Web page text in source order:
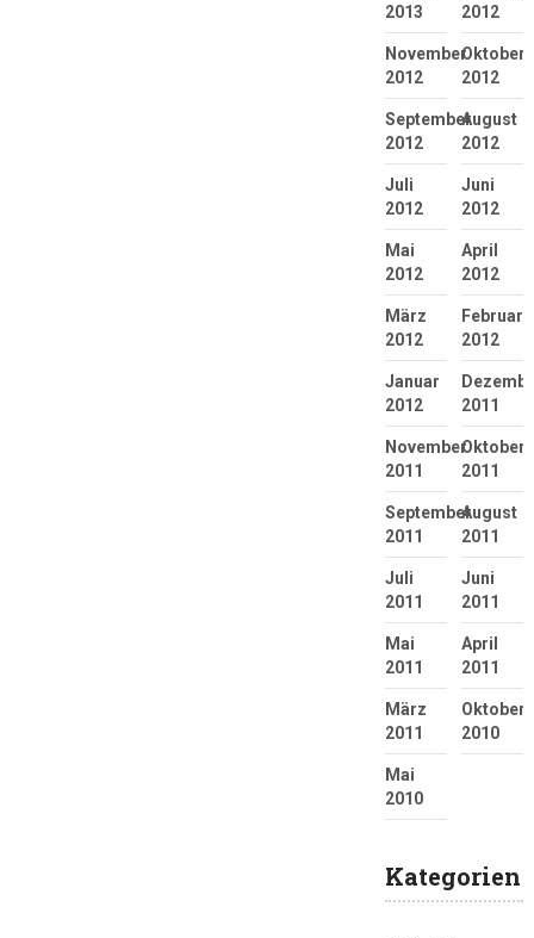
2013
2012
November
2012
Oktober
2012
September
2012
August
2012
Juli
2012
Juni
2012
Mai
2012
April
2012
März
2012
Februar
2012
Januar
2012
2011
November
2011
Oktober
2011
September
2011
August
2011
Juli
2011
Juni
2011
Mai
2011
April
2011
März
2011
Oktober
2010
Mai
2010
Kategorien